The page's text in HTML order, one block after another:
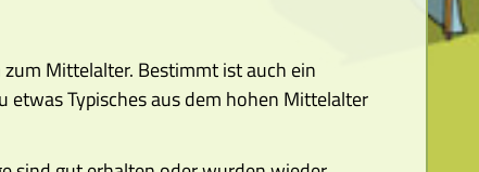
zum Mittelalter. Bestimmt ist auch ein
Typisches aus dem hohen Mittelalter